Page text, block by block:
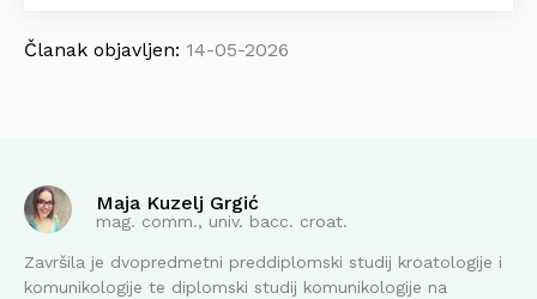
Članak objavljen: 14-05-2026
Maja Kuzelj Grgić
mag. comm., univ. bacc. croat.
Završila je dvopredmetni preddiplomski studij kroatologije i
komunikologije te diplomski studij komunikologije na